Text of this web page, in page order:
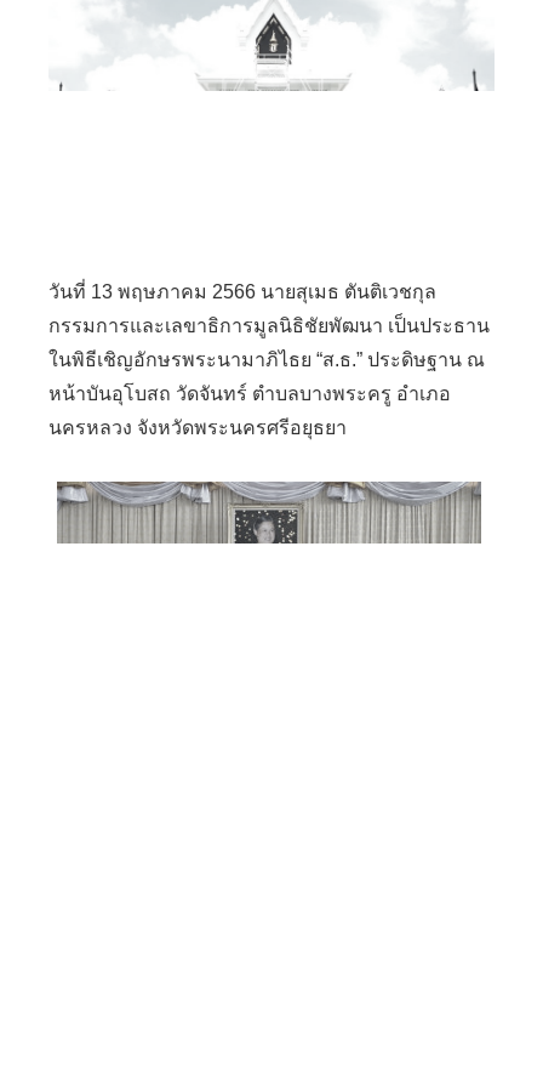
วันที่ 13 พฤษภาคม 2566 นายสุเมธ ตันติเวชกุล
กรรมการและเลขาธิการมูลนิธิชัยพัฒนา เป็นประธาน
ในพิธีเชิญอักษรพระนามาภิไธย “ส.ธ.” ประดิษฐาน ณ
หน้าบันอุโบสถ วัดจันทร์ ตำบลบางพระครู อำเภอ
นครหลวง จังหวัดพระนครศรีอยุธยา